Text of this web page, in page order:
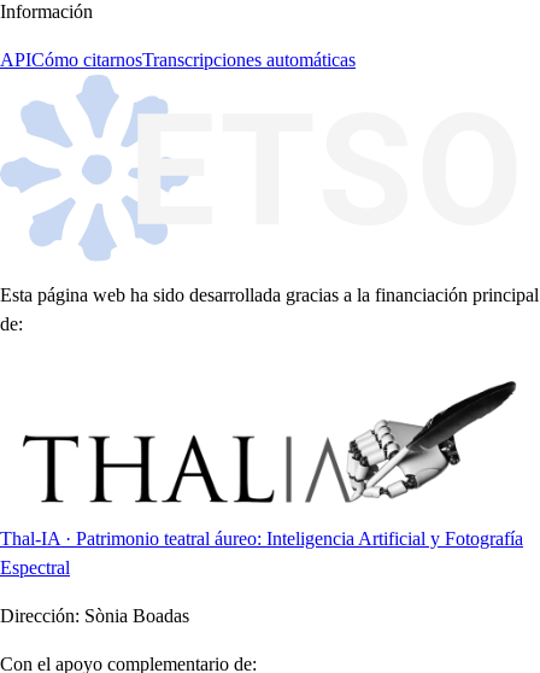
Información
APICómo citarnosTranscripciones automáticas
Esta página web ha sido desarrollada gracias a la financiación principal
de:
Thal-IA · Patrimonio teatral áureo: Inteligencia Artificial y Fotografía
Espectral
Dirección: Sònia Boadas
Con el apoyo complementario de: